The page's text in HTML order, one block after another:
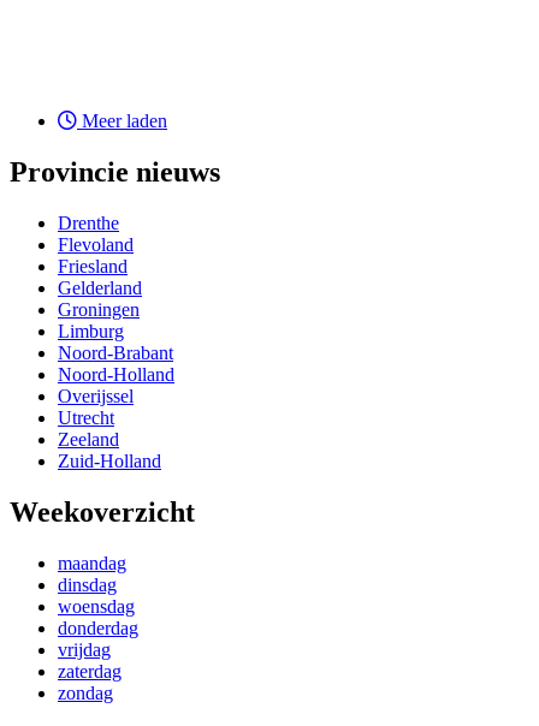
Meer laden
Provincie nieuws
Drenthe
Flevoland
Friesland
Gelderland
Groningen
Limburg
Noord-Brabant
Noord-Holland
Overijssel
Utrecht
Zeeland
Zuid-Holland
Weekoverzicht
maandag
dinsdag
woensdag
donderdag
vrijdag
zaterdag
zondag